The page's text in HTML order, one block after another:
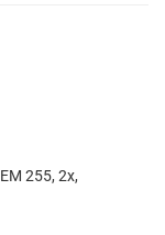
255, 2x,